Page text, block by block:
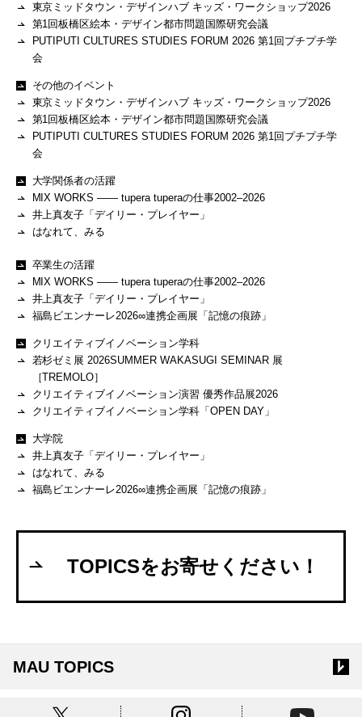
東京ミッドタウン・デザインハブ キッズ・ワークショップ2026
第1回板橋区絵本・デザイン都市問題国際研究会議
PUTIPUTI CULTURES STUDIES FORUM 2026 第1回プチプチ学
会
その他のイベント
東京ミッドタウン・デザインハブ キッズ・ワークショップ2026
第1回板橋区絵本・デザイン都市問題国際研究会議
PUTIPUTI CULTURES STUDIES FORUM 2026 第1回プチプチ学
会
大学関係者の活躍
MIX WORKS —— tupera tuperaの仕事2002–2026
井上真友子「デイリー・プレイヤー」
はなれて、みる
卒業生の活躍
MIX WORKS —— tupera tuperaの仕事2002–2026
井上真友子「デイリー・プレイヤー」
福島ビエンナーレ2026∞連携企画展「記憶の痕跡」
クリエイティブイノベーション学科
若杉ゼミ展 2026SUMMER WAKASUGI SEMINAR 展
［TREMOLO］
クリエイティブイノベーション演習 優秀作品展2026
クリエイティブイノベーション学科「OPEN DAY」
大学院
井上真友子「デイリー・プレイヤー」
はなれて、みる
福島ビエンナーレ2026∞連携企画展「記憶の痕跡」
TOPICSをお寄せください！
MAU TOPICS